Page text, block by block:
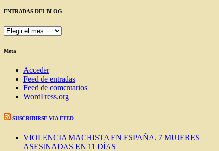
ENTRADAS DEL BLOG
ENTRADAS
BLOG
Meta
Acceder
Feed de entradas
Feed de comentarios
WordPress.org
SUSCRIBIRSE VIA FEED
VIOLENCIA MACHISTA EN ESPAÑA. 7 MUJERES
ASESINADAS EN 11 DÍAS